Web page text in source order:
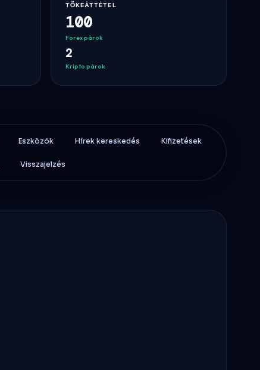
TŐKEÁTTÉTEL
100
Forex párok
2
Kripto párok
Eszközök Hírek kereskedés Kifizetések
Visszajelzés